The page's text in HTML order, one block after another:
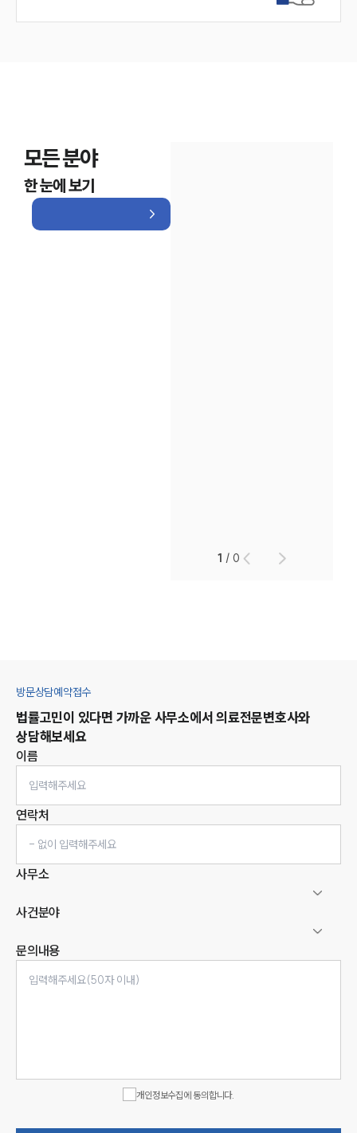
모든 분야
한 눈에 보기
1 /0
방문상담예약접수
법률고민이 있다면 가까운 사무소에서의료전문변호사와
상담해보세요
이름
연락처
사무소
사건분야
문의내용
개인정보수집에 동의합니다.